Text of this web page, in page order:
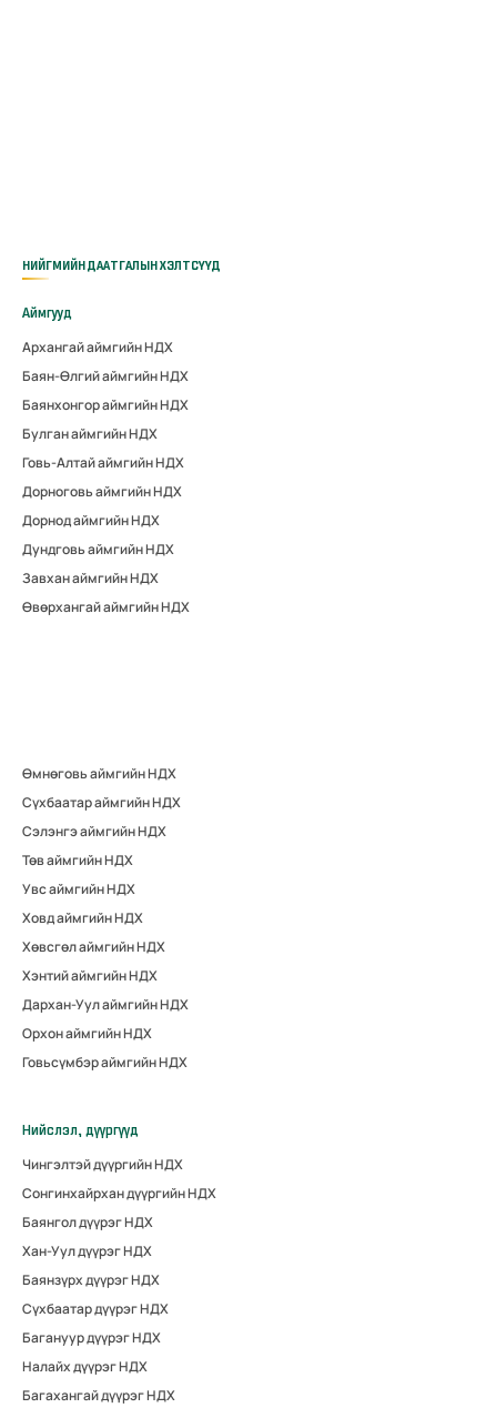
НИЙГМИЙН ДААТГАЛЫН ХЭЛТСҮҮД
Аймгууд
Архангай аймгийн НДХ
Баян-Өлгий аймгийн НДХ
Баянхонгор аймгийн НДХ
Булган аймгийн НДХ
Говь-Алтай аймгийн НДХ
Дорноговь аймгийн НДХ
Дорнод аймгийн НДХ
Дундговь аймгийн НДХ
Завхан аймгийн НДХ
Өвөрхангай аймгийн НДХ
Өмнөговь аймгийн НДХ
Сүхбаатар аймгийн НДХ
Сэлэнгэ аймгийн НДХ
Төв аймгийн НДХ
Увс аймгийн НДХ
Ховд аймгийн НДХ
Хөвсгөл аймгийн НДХ
Хэнтий аймгийн НДХ
Дархан-Уул аймгийн НДХ
Орхон аймгийн НДХ
Говьсүмбэр аймгийн НДХ
Нийслэл, дүүргүүд
Чингэлтэй дүүргийн НДХ
Сонгинхайрхан дүүргийн НДХ
Баянгол дүүрэг НДХ
Хан-Уул дүүрэг НДХ
Баянзүрх дүүрэг НДХ
Сүхбаатар дүүрэг НДХ
Багануур дүүрэг НДХ
Налайх дүүрэг НДХ
Багахангай дүүрэг НДХ